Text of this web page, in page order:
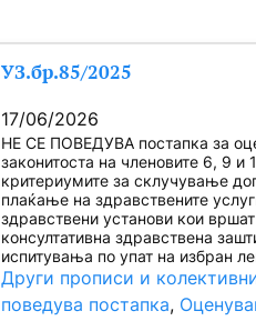
УЗ.бр.85/2025
17/06/2026
НЕ СЕ ПОВЕДУВА постапка за
законитоста на членовите 6, 9 и
критериумите за склучување
плаќање на здравствените
здравствени установи кои
консултативна здравствена
испитувања по упат на избран
Други прописи и
поведува постапка,